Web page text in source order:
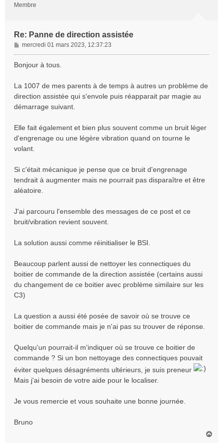
Membre
Re: Panne de direction assistée
M
e
s
g
e
mercredi 01 mars 2023, 12:37:23
Bonjour à tous.
La 1007 de mes parents à de temps à autres un problème de
direction assistée qui s'envole puis réapparait par magie au
démarrage suivant.
Elle fait également et bien plus souvent comme un bruit léger
d'engrenage ou une légère vibration quand on tourne le
volant.
Si c'était mécanique je pense que ce bruit d'engrenage
tendrait à augmenter mais ne pourrait pas disparaître et être
aléatoire.
J'ai parcouru l'ensemble des messages de ce post et ce
bruit/vibration revient souvent.
La solution aussi comme réinitialiser le BSI.
Beaucoup parlent aussi de nettoyer les connectiques du
boitier de commande de la direction assistée (certains aussi
du changement de ce boitier avec problème similaire sur les
C3)
La question a aussi été posée de savoir où se trouve ce
boitier de commande mais je n'ai pas su trouver de réponse.
Quelqu'un pourrait-il m'indiquer où se trouve ce boitier de
commande ? Si un bon nettoyage des connectiques pouvait
éviter quelques désagréments ultérieurs, je suis preneur
Mais j'ai besoin de votre aide pour le localiser.
Je vous remercie et vous souhaite une bonne journée.
Bruno